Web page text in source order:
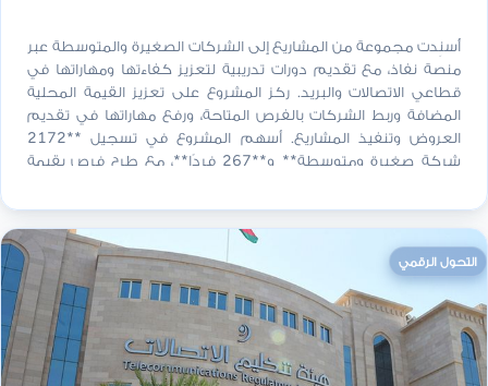
أُسنِدت مجموعة من المشاريع إلى الشركات الصغيرة والمتوسطة عبر
منصة نفاذ، مع تقديم دورات تدريبية لتعزيز كفاءتها ومهاراتها في
قطاعي الاتصالات والبريد. ركز المشروع على تعزيز القيمة المحلية
المضافة وربط الشركات بالفرص المتاحة، ورفع مهاراتها في تقديم
العروض وتنفيذ المشاريع. أسهم المشروع في تسجيل **2172
شركة صغيرة ومتوسطة** و**267 فردًا**، مع طرح فرص بقيمة
تعريفية وتدريبية حضرها نحو 78 شخصًا. ويتماشى هذا مع أولويات
**سوق العمل والتشغيل** و**القطاع الخاص والاستثمار والتعاون
الدولي** ضمن **رؤية عمان 2040**.
التحول الرقمي